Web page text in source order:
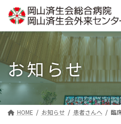
テ
ン
ツ
へ
キ
ッ
ゲ
ー
シ
ョ
に
移
お知らせ
HOME お知らせ 患者さんへ 臨